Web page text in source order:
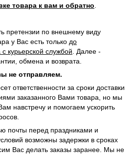
товара к вам и обратно
претензии по внешнему виду
у Вас есть только до
курьерской службой . Далее -
обмена и возврата.
не отправляем.
ответственности за сроки доставки
заказанного Вами товара, но мы
навстречу и помогаем ускорить
почты перед праздниками и
возможны задержки в сроках
Вас делать заказы заранее. Мы не